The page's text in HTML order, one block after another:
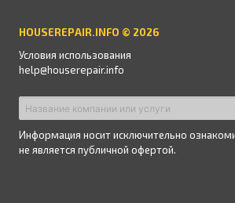
HOUSEREPAIR.INFO © 2026
Условия использования
help@houserepair.info
Информация носит исключительно
не является публичной офертой.